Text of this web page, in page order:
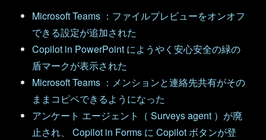
Microsoft Teams ：ファイルプレビューをオンオフ
できる設定が追加された
Copilot in PowerPoint にようやく安心安全の緑の
盾マークが表示された
Microsoft Teams ：メンションと連絡先共有がその
ままコピペできるようになった
アンケート エージェント（ Surveys agent ）が廃
止され、 Copilot in Forms に Copilot ボタンが登